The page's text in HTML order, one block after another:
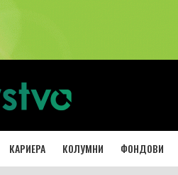
КАРИЕРА КОЛУМНИ ФОНДОВИ